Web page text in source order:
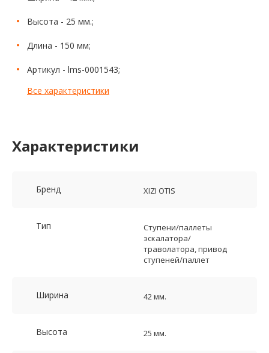
Высота - 25 мм.;
Длина - 150 мм;
Артикул - lms-0001543;
Все характеристики
Характеристики
Бренд XIZI OTIS
Тип
Ступени/паллеты
эскалатора/
траволатора, привод
ступеней/паллет
Ширина 42 мм.
Высота 25 мм.